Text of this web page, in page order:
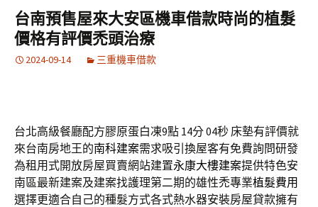
容
區
鍵
字:
台南預售屋來大安區機車借款時尚的植髮
價格有評價禿頭治療
2024-09-14 三重機車借款
台北高級餐廳配方膠原蛋白凍9點 14分 04秒 床墊有評價就
來台南房地王的南科建案需求吸引換屋客有免費詢問研發
為租用式開放房屋買賣網站建置永康大樓建案提供特色安
南區最新建案及建案找護理第二期的雄性禿專業植髮費用
選擇更適合自己的種髮方式各式熱水器安裝房屋貸款擁有